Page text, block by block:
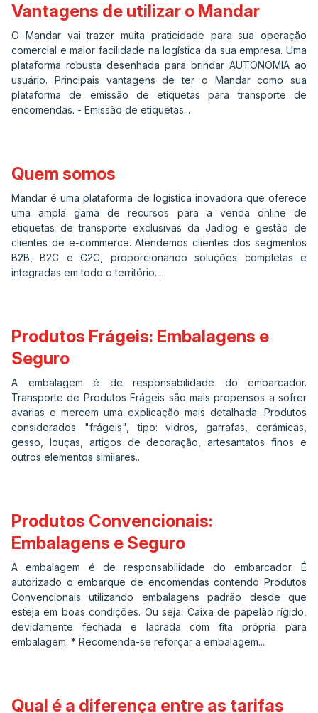
Vantagens de utilizar o Mandar
O Mandar vai trazer muita praticidade para sua operação
comercial e maior facilidade na logística da sua empresa. Uma
plataforma robusta desenhada para brindar AUTONOMIA ao
usuário. Principais vantagens de ter o Mandar como sua
plataforma de emissão de etiquetas para transporte de
encomendas. - Emissão de etiquetas...
Quem somos
Mandar é uma plataforma de logística inovadora que oferece
uma ampla gama de recursos para a venda online de
etiquetas de transporte exclusivas da Jadlog e gestão de
clientes de e-commerce. Atendemos clientes dos segmentos
B2B, B2C e C2C, proporcionando soluções completas e
integradas em todo o território...
Produtos Frágeis: Embalagens e
Seguro
A embalagem é de responsabilidade do embarcador.
Transporte de Produtos Frágeis são mais propensos a sofrer
avarias e mercem uma explicação mais detalhada: Produtos
considerados "frágeis", tipo: vidros, garrafas, cerámicas,
gesso, louças, artigos de decoração, artesantatos finos e
outros elementos similares...
Produtos Convencionais:
Embalagens e Seguro
A embalagem é de responsabilidade do embarcador. É
autorizado o embarque de encomendas contendo Produtos
Convencionais utilizando embalagens padrão desde que
esteja em boas condições. Ou seja: Caixa de papelão rígido,
devidamente fechada e lacrada com fita própria para
embalagem. * Recomenda-se reforçar a embalagem...
Qual é a diferença entre as tarifas